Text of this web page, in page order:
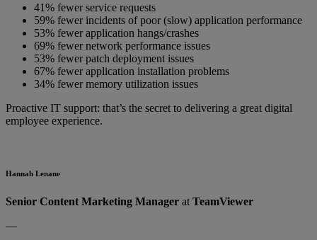
41% fewer service requests
59% fewer incidents of poor (slow) application performance
53% fewer application hangs/crashes
69% fewer network performance issues
53% fewer patch deployment issues
67% fewer application installation problems
34% fewer memory utilization issues
Proactive IT support: that’s the secret to delivering a great digital
employee experience.
Hannah Lenane
Senior Content Marketing Manager at TeamViewer
—